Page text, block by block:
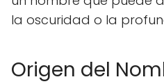
la oscuridad o la
Origen del